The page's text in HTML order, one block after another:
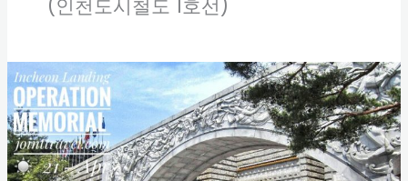
(인천도시철도 1호선)
อนุสรณ์
สถาน
ยก
พล
ขึ้น